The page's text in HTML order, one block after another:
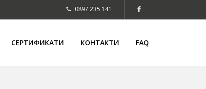
0897 235 141
СЕРТИФИКАТИ КОНТАКТИ FAQ